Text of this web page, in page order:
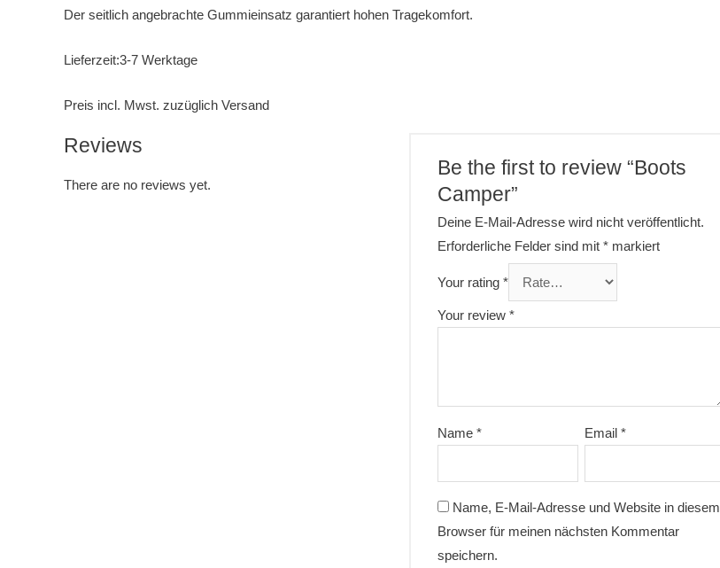
Der seitlich angebrachte Gummieinsatz garantiert hohen Tragekomfort.
Lieferzeit:3-7 Werktage
Preis incl. Mwst. zuzüglich Versand
Reviews
There are no reviews yet.
Be the first to review “Boots
Camper”
Deine E-Mail-Adresse wird nicht veröffentlicht.
Erforderliche Felder sind mit *markiert
Your rating *
Your review *
Name * Email *
Name, E-Mail-Adresse und Website in diesem
Browser für meinen nächsten Kommentar
speichern.